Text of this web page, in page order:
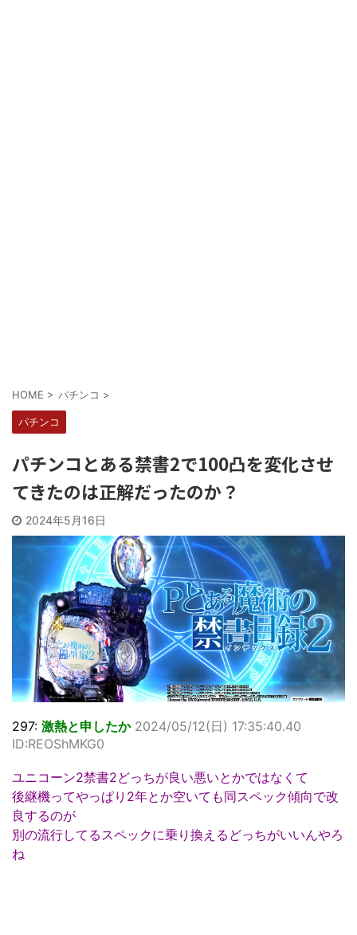
HOME > パチンコ >
パチンコ
パチンコとある禁書2で100凸を変化させ
てきたのは正解だったのか？
2024年5月16日
297: 激熱と申したか 2024/05/12(日) 17:35:40.40
ID:REOShMKG0
ユニコーン2禁書2どっちが良い悪いとかではなくて
後継機ってやっぱり2年とか空いても同スペック傾向で改
良するのが
別の流行してるスペックに乗り換えるどっちがいいんやろ
ね